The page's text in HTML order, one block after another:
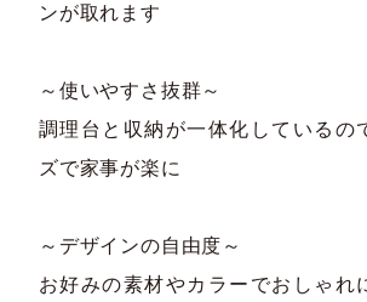
ンが取れます
～使いやすさ抜群～
調理台と収納が一体化しているの
ズで家事が楽に
～デザインの自由度～
お好みの素材やカラーでおしゃれ